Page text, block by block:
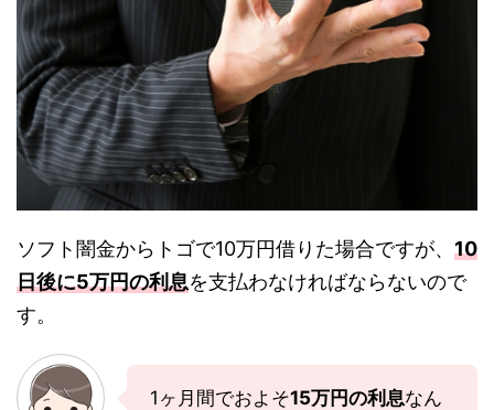
ソフト闇金からトゴで10万円借りた場合ですが、 10
日後に5万円の利息を支払わなければならないので
す。
1ヶ月間でおよそ15万円の利息なん